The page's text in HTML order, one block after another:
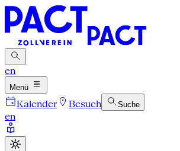
en
Menü
Kalender Besuch Suche
en